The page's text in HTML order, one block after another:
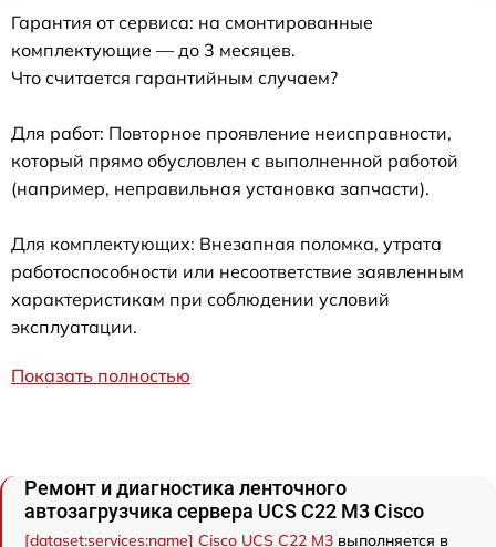
Гарантия от сервиса: на смонтированные
комплектующие — до 3 месяцев.
Что считается гарантийным случаем?
Для работ: Повторное проявление неисправности,
который прямо обусловлен с выполненной работой
(например, неправильная установка запчасти).
Для комплектующих: Внезапная поломка, утрата
работоспособности или несоответствие заявленным
характеристикам при соблюдении условий
эксплуатации.
Показать полностью
Ремонт и диагностика ленточного
автозагрузчика сервера UCS C22 M3 Cisco
[dataset:services:name] Cisco UCS C22 M3 выполняется в